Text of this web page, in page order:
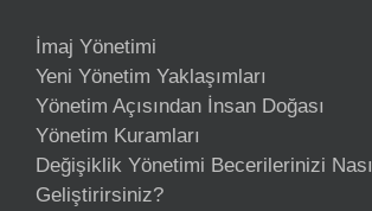
İmaj Yönetimi
Yeni Yönetim Yaklaşımları
Yönetim Açısından İnsan Doğası
Yönetim Kuramları
Değişiklik Yönetimi Becerilerinizi Nasıl
Geliştirirsiniz?